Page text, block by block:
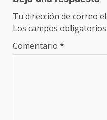
Tu dirección de correo
Los campos
Comentario *